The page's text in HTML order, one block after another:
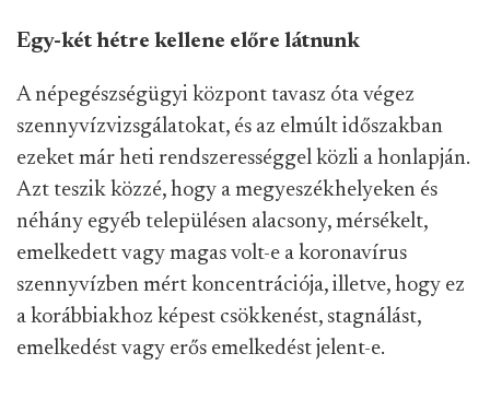
Egy-két hétre kellene előre látnunk
A népegészségügyi központ tavasz óta végez
szennyvízvizsgálatokat, és az elmúlt időszakban
ezeket már heti rendszerességgel közli a honlapján.
Azt teszik közzé, hogy a megyeszékhelyeken és
néhány egyéb településen alacsony, mérsékelt,
emelkedett vagy magas volt-e a koronavírus
szennyvízben mért koncentrációja, illetve, hogy ez
a korábbiakhoz képest csökkenést, stagnálást,
emelkedést vagy erős emelkedést jelent-e.